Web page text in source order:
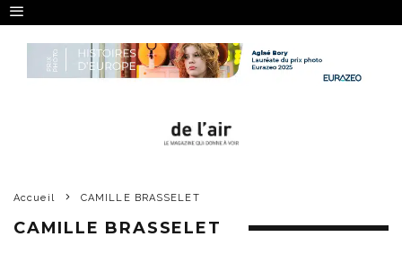
Accueil CAMILLE BRASSELET
CAMILLE BRASSELET